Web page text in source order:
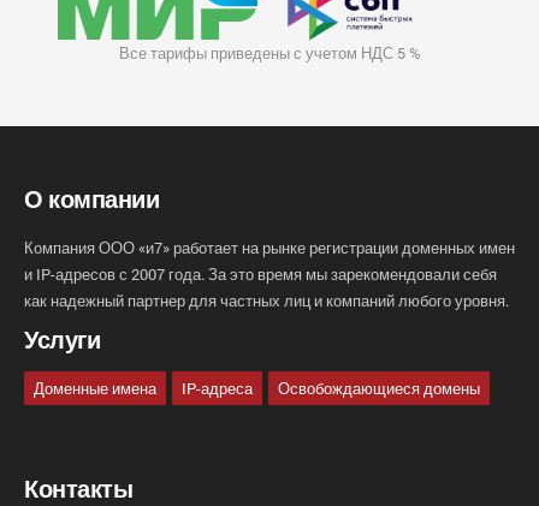
Все тарифы приведены с учетом НДС 5 %
О компании
Компания ООО «и7» работает на рынке регистрации доменных имен
и IP-адресов с 2007 года. За это время мы зарекомендовали себя
как надежный партнер для частных лиц и компаний любого уровня.
Услуги
Доменные имена IP-адреса Освобождающиеся домены
Контакты